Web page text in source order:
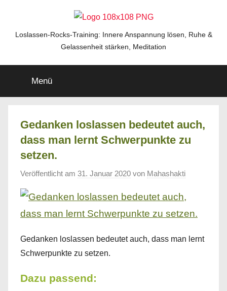
springenLoslassen-
Rocks-
Training
Loslassen-Rocks-Training: Innere Anspannung lösen, Ruhe &
Gelassenheit stärken, Meditation
Menü
Gedanken loslassen bedeutet auch,
dass man lernt Schwerpunkte zu
setzen.
Veröffentlicht am 31. Januar 2020 von Mahashakti
Gedanken loslassen bedeutet auch, dass man lernt
Schwerpunkte zu setzen.
Dazu passend: